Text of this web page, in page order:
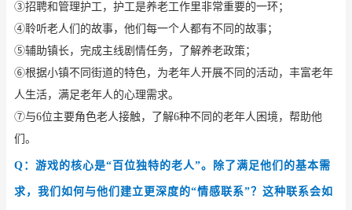
③招聘和管理护工，护工是养老工作里非常重要的一环；
④聆听老人们的故事，他们每一个人都有不同的故事；
⑤辅助镇长，完成主线剧情任务，了解养老政策；
⑥根据小镇不同街道的特色，为老年人开展不同的活动，丰富老年
人生活，满足老年人的心理需求。
⑦与6位主要角色老人接触，了解6种不同的老年人困境，帮助他
们。
Q：游戏的核心是“百位独特的老人”。除了满足他们的基本需
求，我们如何与他们建立更深度的“情感联系”？这种联系会如